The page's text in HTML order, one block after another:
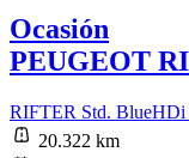
Ocasión
PEUGEOT
RIFTER Std. BlueHDi
20.322 km